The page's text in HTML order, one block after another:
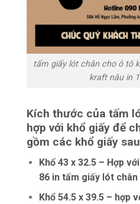
tấm giấy lót chân cho ô tô
kraft nâu in
Kích thước của tấm
hợp với khổ giấy để
gồm các khổ giấy
Khổ 43 x 32.5 – Hợp
86 in tấm giấy lót
Khổ 54.5 x 39.5 – hợp